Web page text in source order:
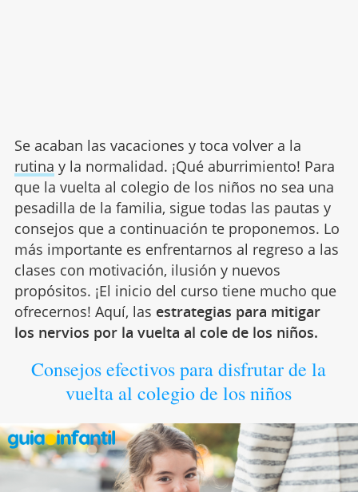
Se acaban las vacaciones y toca volver a la
rutina y la normalidad. ¡Qué aburrimiento! Para
que la vuelta al colegio de los niños no sea una
pesadilla de la familia, sigue todas las pautas y
consejos que a continuación te proponemos. Lo
más importante es enfrentarnos al regreso a las
clases con motivación, ilusión y nuevos
propósitos. ¡El inicio del curso tiene mucho que
ofrecernos! Aquí, las estrategias para mitigar
los nervios por la vuelta al cole de los niños.
Consejos efectivos para disfrutar de la
vuelta al colegio de los niños